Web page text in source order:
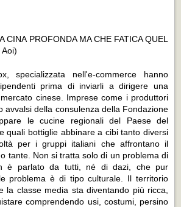
CINA PROFONDA MA CHE FATICA QUEL
specializzata nell'e-commerce hanno
prima di inviarli a dirigere una
cinese. Imprese come i produttori
avvalsi della consulenza della Fondazione
le cucine regionali del Paese del
quali bottiglie abbinare a cibi tanto diversi
per i gruppi italiani che affrontano il
tante. Non si tratta solo di un problema di
è parlato da tutti, né di dazi, che pur
problema è di tipo culturale. Il territorio
la classe media sta diventando più ricca,
comprendendo usi, costumi, persino